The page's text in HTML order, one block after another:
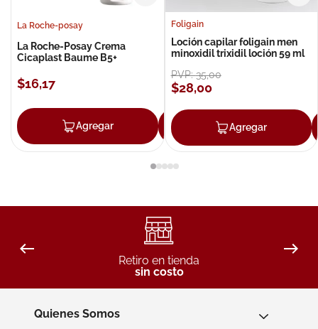
La Roche-posay
La Roche-Posay Crema
Cicaplast Baume B5+
$16,17
Agregar Agregar
Foligain
Loción capilar foligain men
minoxidil trixidil loción 59 ml
PVP:35,00
$28,00
Agregar
Retiro en tienda
sin costo
Quienes Somos